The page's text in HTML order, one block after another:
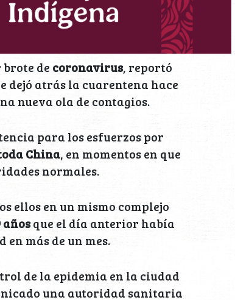
de coronavirus, reportó
dejó atrás la cuarentena hace
nueva ola de contagios.
para los esfuerzos por
China, en momentos en que
normales.
ellos en un mismo complejo
añosque el día anterior había
más de un mes.
de la epidemia en la ciudad
una autoridad sanitaria